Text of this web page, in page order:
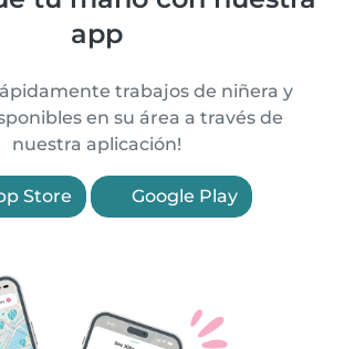
app
trabajos de niñera y
en su área a través de
nuestra aplicación!
Store Google Play